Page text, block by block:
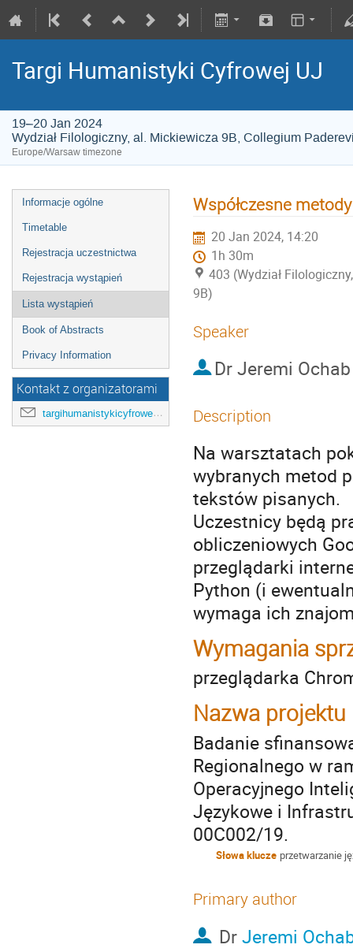
Targi Humanistyki Cyfrowej UJ
19–20 Jan 2024
Wydział Filologiczny, al. Mickiewicza 9B, Collegium
Europe/Warsaw timezone
Informacje ogólne
Timetable
Rejestracja uczestnictwa
Rejestracja wystąpień
Lista wystąpień
Book of Abstracts
Privacy Information
Kontakt z organizatorami
targihumanistykicyfrowejuj@gmail.com
Współczesne
20 Jan 2024, 14:20
1h 30m
403 (Wydział
9B)
Speaker
Dr Jeremi Ochab
Description
Na warsztatach
wybranych metod
tekstów pisanych.
Uczestnicy będą
obliczeniowych
przeglądarki
Python (i
wymaga ich
Wymagania
przeglądarka
Nazwa projektu
Badanie
Regionalnego w
Operacyjnego
Językowe i
00C002/19.
Słowa klucze przetwarzanie
Primary author
DrJeremi